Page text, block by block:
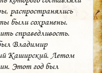
распространялись
были сохранены.
справедливость.
Владимир
Каширский. Летом
Этот год был